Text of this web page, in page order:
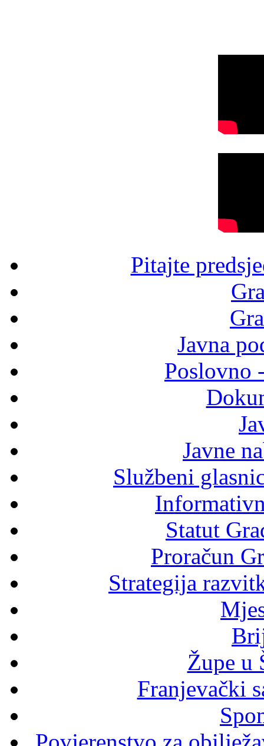
Pitajte
Javna
Poslovno
Javne
Službeni
Statut
Proračun
Strategija
Župe u
Franjevački